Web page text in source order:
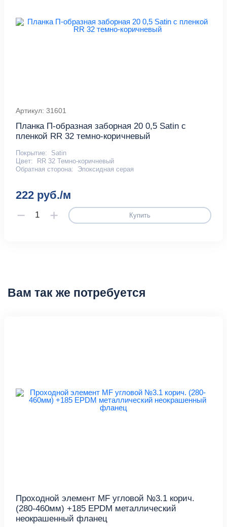
Артикул: 31601
Планка П-образная заборная 20 0,5 Satin с
пленкой RR 32 темно-коричневый
Покрытие:
Satin
Цвет:
RR 32 Темно-коричневый
Обратная сторона:
Эпоксидная серая
222 руб./м
Купить
Вам так же потребуется
Проходной элемент MF угловой №3.1 корич.
(280-460мм) +185 EPDM металлический
неокрашенный фланец